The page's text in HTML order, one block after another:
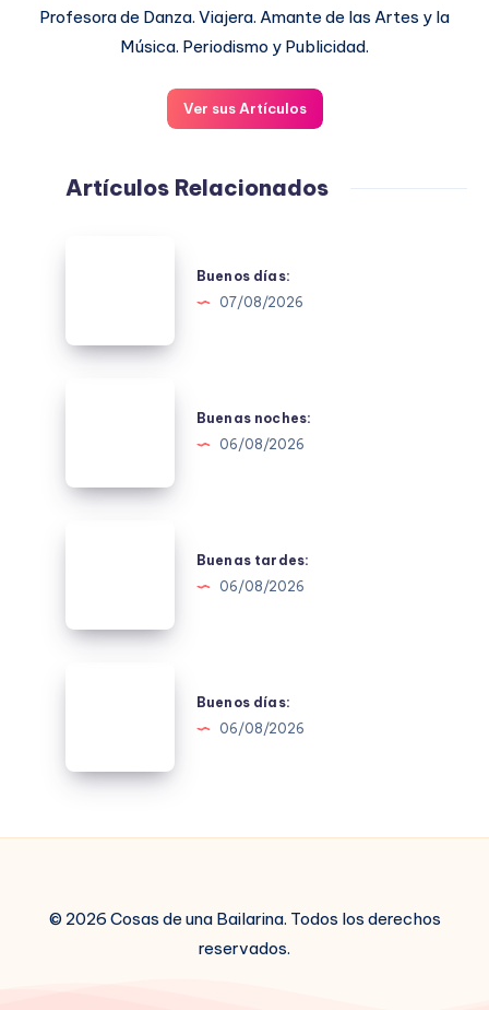
Profesora de Danza. Viajera. Amante de las Artes y la
Música. Periodismo y Publicidad.
Ver sus Artículos
Artículos Relacionados
Buenos días:
07/08/2026
Buenas noches:
06/08/2026
Buenas tardes:
06/08/2026
Buenos días:
06/08/2026
© 2026 Cosas de una Bailarina. Todos los derechos
reservados.